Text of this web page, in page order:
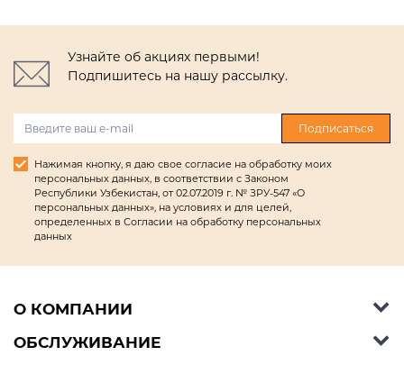
Узнайте об акциях первыми!
Подпишитесь на нашу рассылку.
Подписаться
Нажимая кнопку, я даю свое согласие на обработку моих
персональных данных, в соответствии с Законом
Республики Узбекистан, от 02.07.2019 г. № ЗРУ-547 «О
персональных данных», на условиях и для целей,
определенных в Согласии на обработку персональных
данных
О КОМПАНИИ
Об Ashley Furniture HomeStore
ОБСЛУЖИВАНИЕ